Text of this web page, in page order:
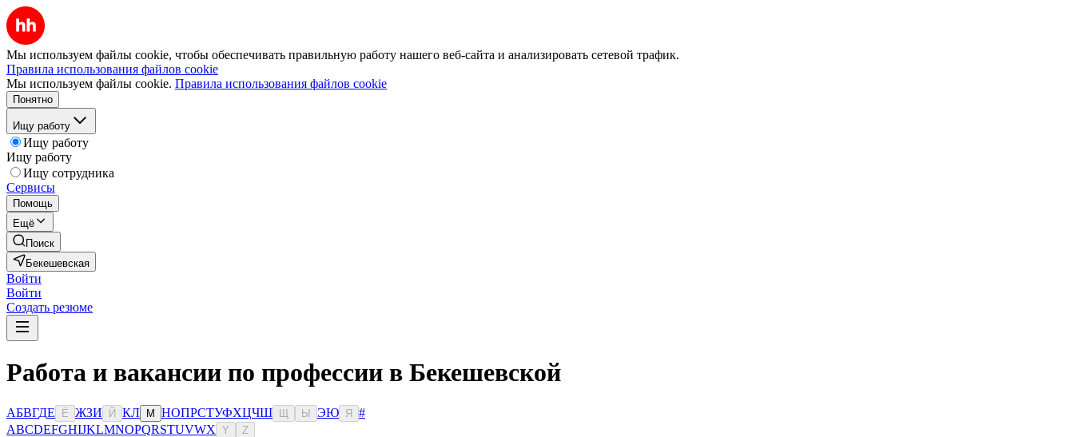
Мы используем файлы cookie, чтобы обеспечивать правильную работу нашего веб-сайта и анализировать сетевой трафик.
Правила использования файлов cookie
Мы используем файлы cookie. Правила использования файлов cookie
Понятно
Ищу работу
Ищу работу
Ищу работу
Ищу сотрудника
Сервисы
Помощь
Ещё
Поиск
Бекешевская
Войти
Войти
Создать резюме
Работа и вакансии по профессии в Бекешевской
АБВГДЕ Ё ЖЗИ Й КЛ М НОПРСТУФХЦЧШ Ы ЭЮ Я
#
ABCDEFGHIJKLMNOPQRSTUVWX Y Z